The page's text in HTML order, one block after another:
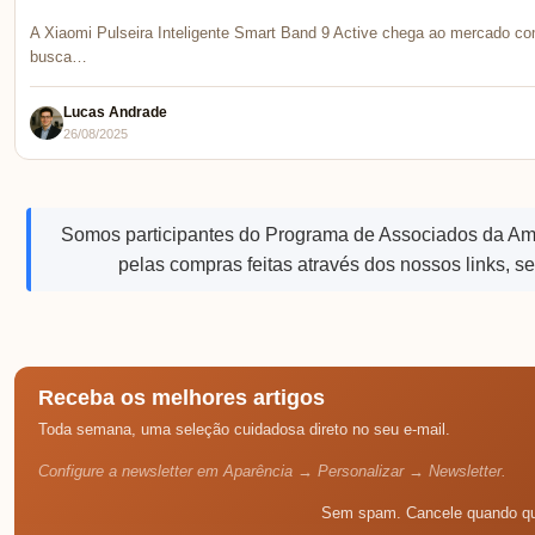
A Xiaomi Pulseira Inteligente Smart Band 9 Active chega ao mercado
busca…
Lucas Andrade
26/08/2025
Somos participantes do Programa de Associados da
pelas compras feitas através dos nossos links,
Receba os melhores artigos
Toda semana, uma seleção cuidadosa direto no seu e-mail.
Configure a newsletter em Aparência → Personalizar → Newsletter.
Sem spam. Cancele quando